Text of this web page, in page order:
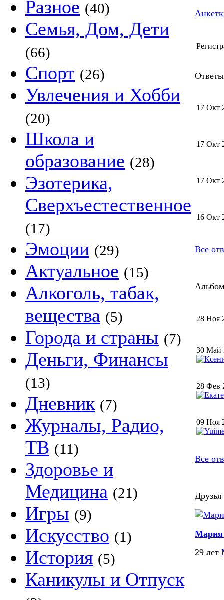
Разное (40)
Семья, Дом, Дети
(66)
Спорт (26)
Увлечения и Хобби
(20)
Школа и
образование (28)
Эзотерика,
Сверхъестественное
(17)
Эмоции (29)
Актуальное (15)
Алкоголь, табак,
вещества (5)
Города и страны (7)
Деньги, Финансы
(13)
Дневник (7)
Журналы, Радио,
ТВ (11)
Здоровье и
Медицина (21)
Игры (9)
Искусство (1)
История (5)
Каникулы и Отпуск
17 Окт
17 Окт
17 Окт
16 Окт
Все
28 Ноя
30 Май
28 Фев
09 Ноя
Все
Друзья
29 лет